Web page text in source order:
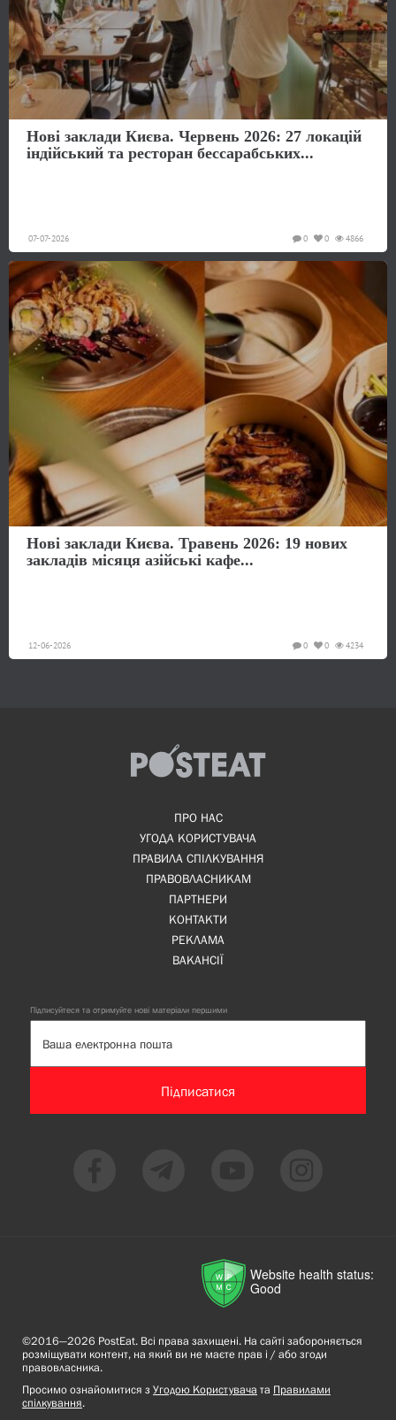
Нові заклади Києва. Червень 2026: 27 локацій
індійський та ресторан бессарабських...
07-07-2026 4866
0
0
Нові заклади Києва. Травень 2026: 19 нових
закладів місяця азійські кафе...
12-06-2026 4234
0
0
ПРО НАС
УГОДА КОРИСТУВАЧА
ПРАВИЛА СПІЛКУВАННЯ
ПРАВОВЛАСНИКАМ
ПАРТНЕРИ
КОНТАКТИ
РЕКЛАМА
ВАКАНСІЇ
Підписуйтеся та отримуйте нові матеріали першими
Підписатися
Website health status:
Good
©2016—2026 PostEat. Всі права захищені. На сайті забороняється
розміщувати контент, на який ви не маєте прав і / або згоди
правовласника.
Просимо ознайомитися з Угодою Користувача та Правилами
спілкування.